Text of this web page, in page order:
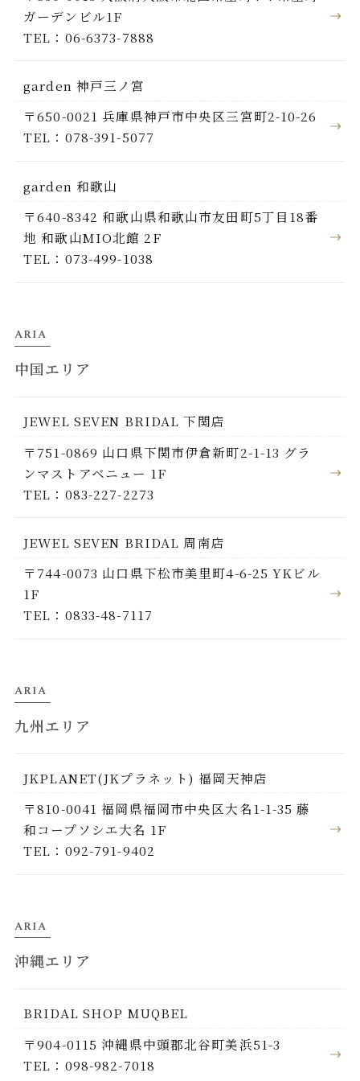
ガーデンビル1F
TEL：06-6373-7888
garden 神戸三ノ宮
〒650-0021 兵庫県神戸市中央区三宮町2-10-26
TEL：078-391-5077
garden 和歌山
〒640-8342 和歌山県和歌山市友田町5丁目18番
地 和歌山MIO北館 2F
TEL：073-499-1038
ARIA
中国エリア
JEWEL SEVEN BRIDAL 下関店
〒751-0869 山口県下関市伊倉新町2-1-13 グラ
ンマストアベニュー 1F
TEL：083-227-2273
JEWEL SEVEN BRIDAL 周南店
〒744-0073 山口県下松市美里町4-6-25 YKビル
1F
TEL：0833-48-7117
ARIA
九州エリア
JKPLANET(JKプラネット) 福岡天神店
〒810-0041 福岡県福岡市中央区大名1-1-35 藤
和コープソシエ大名 1F
TEL：092-791-9402
ARIA
沖縄エリア
BRIDAL SHOP MUQBEL
〒904-0115 沖縄県中頭郡北谷町美浜51-3
TEL：098-982-7018